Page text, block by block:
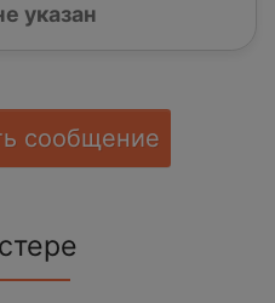
указан
сообщение